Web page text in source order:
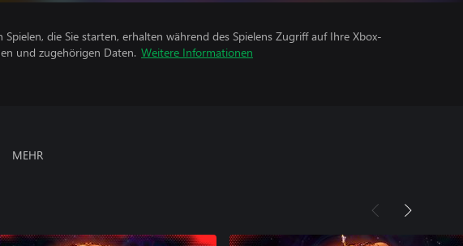
Spielen, die Sie starten, erhalten während des Spielens Zugriff auf Ihre Xbox-
und zugehörigen Daten. Weitere Informationen
MEHR